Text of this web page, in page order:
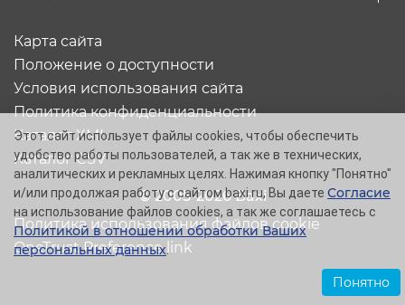
© 2005-2026 Baxi
Карта сайта
Положение о доступности
Условия использования сайта
Политика конфиденциальности
Каталог XML
Каталог CSV
Политика использования файлов cookie
OneTrust Preference link
Этот сайт использует файлы cookies, чтобы обеспечить
удобство работы пользователей, а так же в технических,
аналитических и рекламных целях. Нажимая кнопку "Понятно"
и/или продолжая работу с сайтом baxi.ru, Вы даете Согласие
на использование файлов cookies, а так же соглашаетесь с
Политикой в отношении обработки Ваших
персональных данных.
Понятно